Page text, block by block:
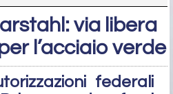
via libera
l’acciaio verde
federali